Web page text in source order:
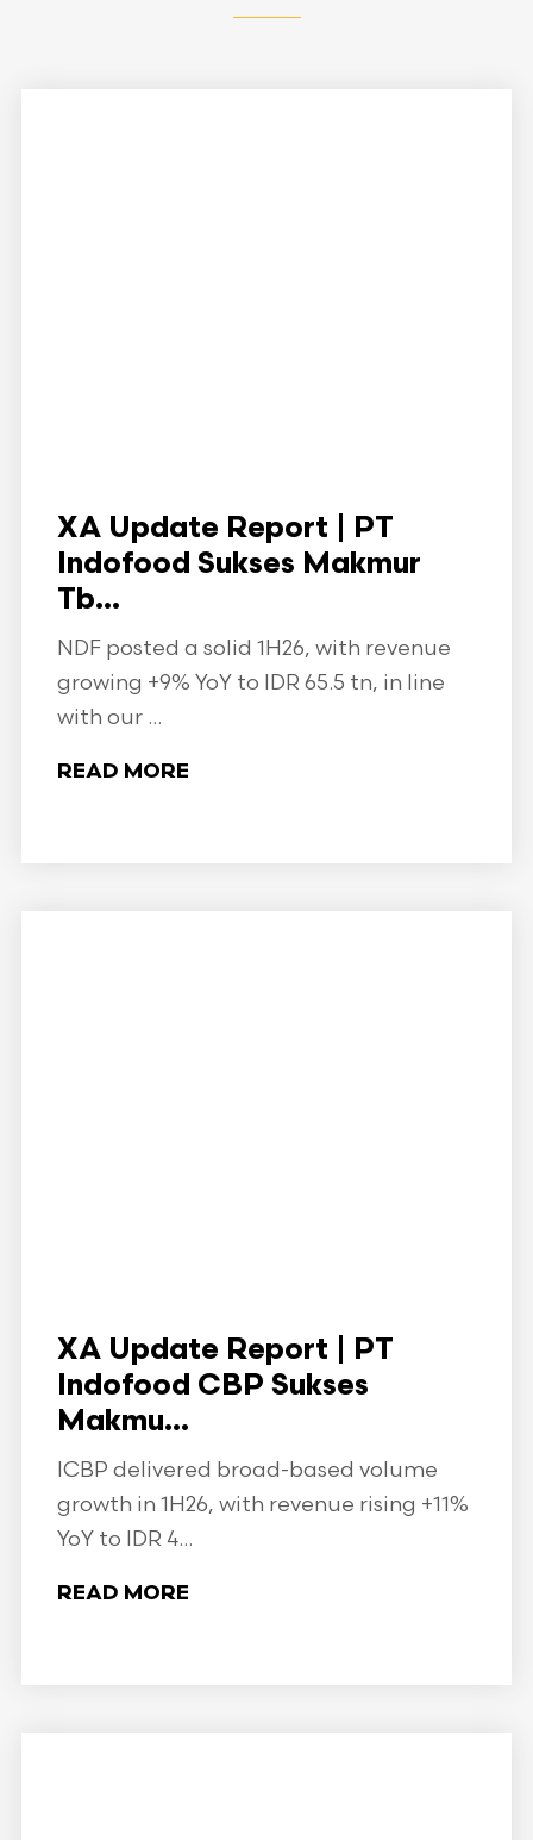
XA Update Report | PT
Indofood Sukses Makmur
Tb...
NDF posted a solid 1H26, with revenue
growing +9% YoY to IDR 65.5 tn, in line
with our ...
READ MORE
XA Update Report | PT
Indofood CBP Sukses
Makmu...
ICBP delivered broad-based volume
growth in 1H26, with revenue rising +11%
YoY to IDR 4...
READ MORE